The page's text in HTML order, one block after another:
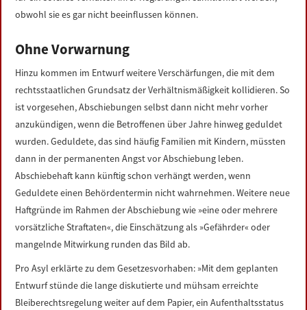
obwohl sie es gar nicht beeinflussen können.
Ohne Vorwarnung
Hinzu kommen im Entwurf weitere Verschärfungen, die mit dem
rechtsstaatlichen Grundsatz der Verhältnismäßigkeit kollidieren. So
ist vorgesehen, Abschiebungen selbst dann nicht mehr vorher
anzukündigen, wenn die Betroffenen über Jahre hinweg geduldet
wurden. Geduldete, das sind häufig Familien mit Kindern, müssten
dann in der permanenten Angst vor Abschiebung leben.
Abschiebehaft kann künftig schon verhängt werden, wenn
Geduldete einen Behördentermin nicht wahrnehmen. Weitere neue
Haftgründe im Rahmen der Abschiebung wie »eine oder mehrere
vorsätzliche Straftaten«, die Einschätzung als »Gefährder« oder
mangelnde Mitwirkung runden das Bild ab.
Pro Asyl erklärte zu dem Gesetzesvorhaben: »Mit dem geplanten
Entwurf stünde die lange diskutierte und mühsam erreichte
Bleiberechtsregelung weiter auf dem Papier, ein Aufenthaltsstatus